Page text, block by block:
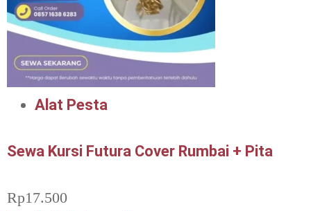
Alat Pesta
Sewa Kursi Futura Cover Rumbai + Pita
Rp17.500